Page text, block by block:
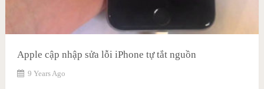
Apple cập nhập sửa lỗi iPhone tự tắt nguồn
9 Years Ago